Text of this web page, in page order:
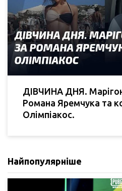
ДІВЧИНА ДНЯ.
Романа Яремчука та
Олімпіакос.
Найпопулярніше